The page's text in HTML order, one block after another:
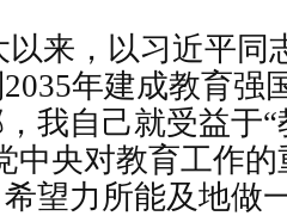
以来，以习近平同
年建成教育强
我自己就受益于
中央对教育工作
望力所能及地做